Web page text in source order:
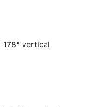
178° vertical